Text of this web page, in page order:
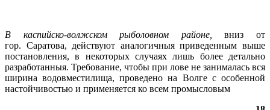
В каспийско-волжском рыболовном районе,вниз от
гор. Саратова, действуют аналогичныя приведенным выше
постановления, в некоторых случаях лишь более детально
разработанныя. Требование, чтобы при лове не занималась вся
ширина водовместилища, проведено на Волге с особенной
настойчивостью и применяется ко всем промысловым